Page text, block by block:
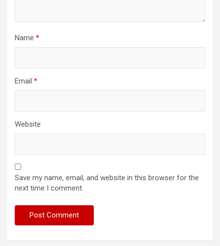
Name *
Email *
Website
Save my name, email, and website in this browser for the
next time I comment.